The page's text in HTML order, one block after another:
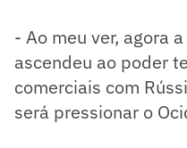
- Ao meu ver, agora
ascendeu ao poder
comerciais com
será pressionar o